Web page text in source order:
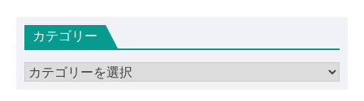
イカテゴリー
カ